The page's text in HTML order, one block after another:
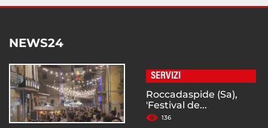
NEWS24
SERVIZI
Roccadaspide (Sa),
'Festival de...
136